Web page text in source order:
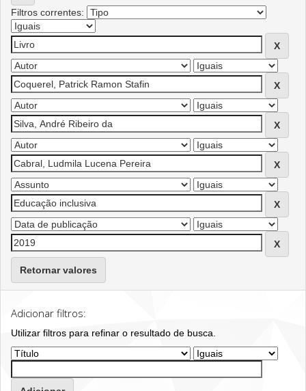
Filtros correntes:
Retornar valores
Adicionar filtros:
Utilizar filtros para refinar o resultado de busca.